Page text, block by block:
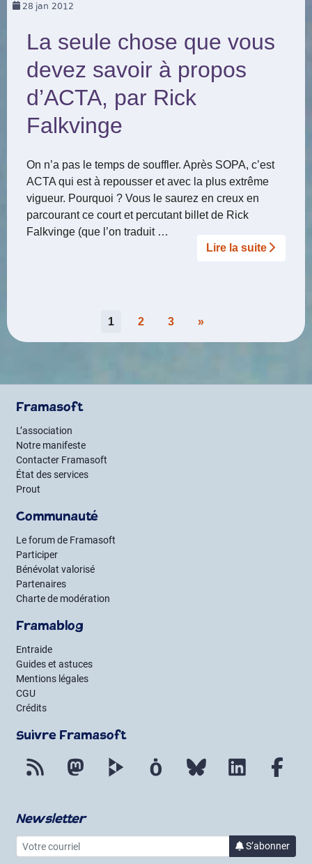
28 jan 2012
La seule chose que vous
devez savoir à propos
d’ACTA, par Rick
Falkvinge
On n’a pas le temps de souffler. Après SOPA, c’est
ACTA qui est à repousser et avec la plus extrême
vigueur. Pourquoi ? Vous le saurez en creux en
parcourant ce court et percutant billet de Rick
Falkvinge (que l’on traduit …
Lire la suite­­
Pagination
des
1 2 3 »
Framasoft
L’association
Notre manifeste
Contacter Framasoft
État des services
Prout
Communauté
Le forum de Framasoft
Participer
Bénévolat valorisé
Partenaires
Charte de modération
Framablog
Entraide
Guides et astuces
Mentions légales
CGU
Crédits
Suivre Framasoft
Flux RSS Mastodon PeerTube Mobilizon Bluesky LinkedIn
Newsletter
Votre courriel S’abonnerà la